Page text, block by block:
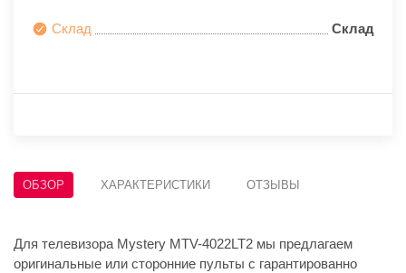
Склад Склад
ОБЗОР ХАРАКТЕРИСТИКИ ОТЗЫВЫ
Для телевизора Mystery MTV-4022LT2 мы предлагаем
оригинальные или сторонние пульты с гарантированно